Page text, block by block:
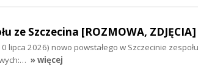
ze Szczecina [ROZMOWA, ZDJĘCIA]
lipca 2026) nowo powstałego w Szczecinie
» więcej